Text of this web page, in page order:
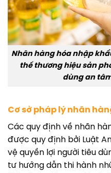
Nhãn hàng hóa nhập
thế thương hiệu sản
dùng an
Cơ sở pháp lý nhãn
Các quy định về nhãn
được quy định bởi Luật
vệ quyền lợi người tiêu
tư hướng dẫn thi hành